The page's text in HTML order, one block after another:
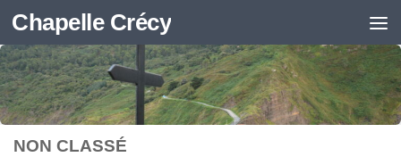
Skip to content
Chapelle Crécy
NON CLASSÉ